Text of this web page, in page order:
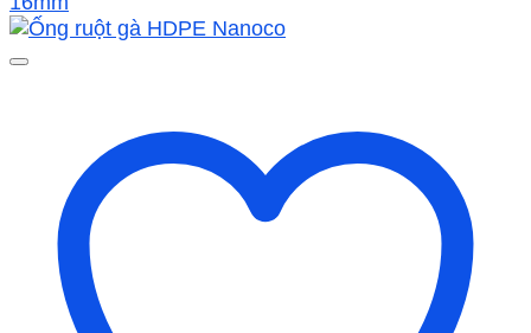
124,800₫.